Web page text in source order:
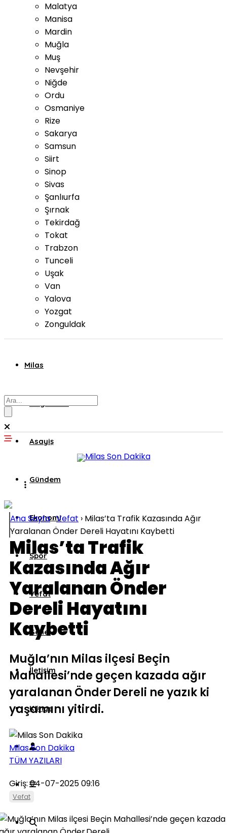
Malatya
Manisa
Mardin
Muğla
Muş
Nevşehir
Niğde
Ordu
Osmaniye
Rize
Sakarya
Samsun
Siirt
Sinop
Sivas
Şanlıurfa
Şırnak
Tekirdağ
Tokat
Trabzon
Tunceli
Uşak
Van
Yalova
Yozgat
Zonguldak
Milas
Muğla’dan
Asayiş
Gündem
Ekonomi
Spor
Vefat
Genel
İletişim
Künye
Ana Sayfa›Vefat › Milas’ta Trafik Kazasında Ağır
Yaralanan Önder Dereli Hayatını Kaybetti
Milas’ta Trafik
Kazasında Ağır
Yaralanan Önder
Dereli Hayatını
Kaybetti
Muğla’nın Milas ilçesi Beçin
Mahallesi’nde geçen kazada ağır
yaralanan Önder Dereli ne yazık ki
yaşamını yitirdi.
Milas Son Dakika
TÜM YAZILARI
Giriş: 04-07-2025 09:16
Vefat